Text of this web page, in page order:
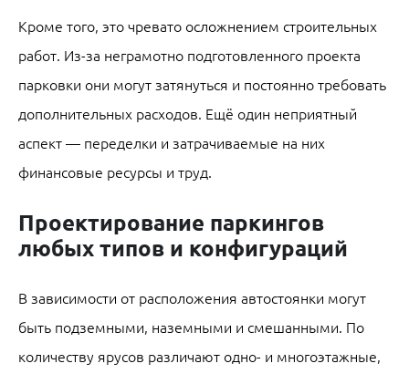
Кроме того, это чревато осложнением строительных
работ. Из-за неграмотно подготовленного проекта
парковки они могут затянуться и постоянно требовать
дополнительных расходов. Ещё один неприятный
аспект — переделки и затрачиваемые на них
финансовые ресурсы и труд.
Проектирование паркингов
любых типов и конфигураций
В зависимости от расположения автостоянки могут
быть подземными, наземными и смешанными. По
количеству ярусов различают одно- и многоэтажные,